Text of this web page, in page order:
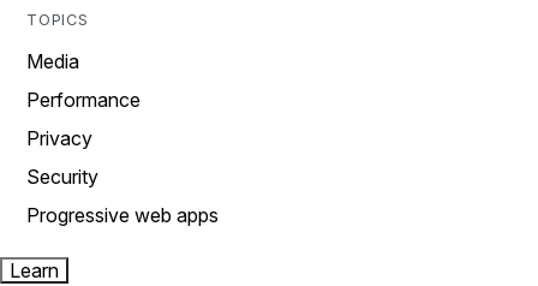
TOPICS
Media
Performance
Privacy
Security
Progressive web apps
Learn